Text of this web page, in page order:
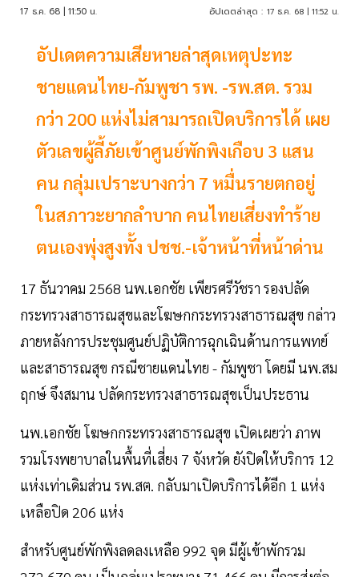
17 ธ.ค. 68 | 11:50 น. อัปเดตล่าสุด : 17 ธ.ค. 68 | 11:52 น.
อัปเดตความเสียหายล่าสุดเหตุปะทะ
ชายแดนไทย-กัมพูชา รพ. -รพ.สต. รวม
กว่า 200 แห่งไม่สามารถเปิดบริการได้ เผย
ตัวเลขผู้ลี้ภัยเข้าศูนย์พักพิงเกือบ 3 แสน
คน กลุ่มเปราะบางกว่า 7 หมื่นรายตกอยู่
ในสภาวะยากลำบาก คนไทยเสี่ยงทำร้าย
ตนเองพุ่งสูงทั้ง ปชช.-เจ้าหน้าที่หน้าด่าน
17 ธันวาคม 2568 นพ.เอกชัย เพียรศรีวัชรา รองปลัด
กระทรวงสาธารณสุขและโฆษกกระทรวงสาธารณสุข กล่าว
ภายหลังการประชุมศูนย์ปฏิบัติการฉุกเฉินด้านการแพทย์
และสาธารณสุข กรณีชายแดนไทย - กัมพูชา โดยมี นพ.สม
ฤกษ์ จึงสมาน ปลัดกระทรวงสาธารณสุขเป็นประธาน
นพ.เอกชัย โฆษกกระทรวงสาธารณสุข เปิดเผยว่า ภาพ
รวมโรงพยาบาลในพื้นที่เสี่ยง 7 จังหวัด ยังปิดให้บริการ 12
แห่งเท่าเดิมส่วน รพ.สต. กลับมาเปิดบริการได้อีก 1 แห่ง
เหลือปิด 206 แห่ง
สำหรับศูนย์พักพิงลดลงเหลือ 992 จุด มีผู้เข้าพักรวม